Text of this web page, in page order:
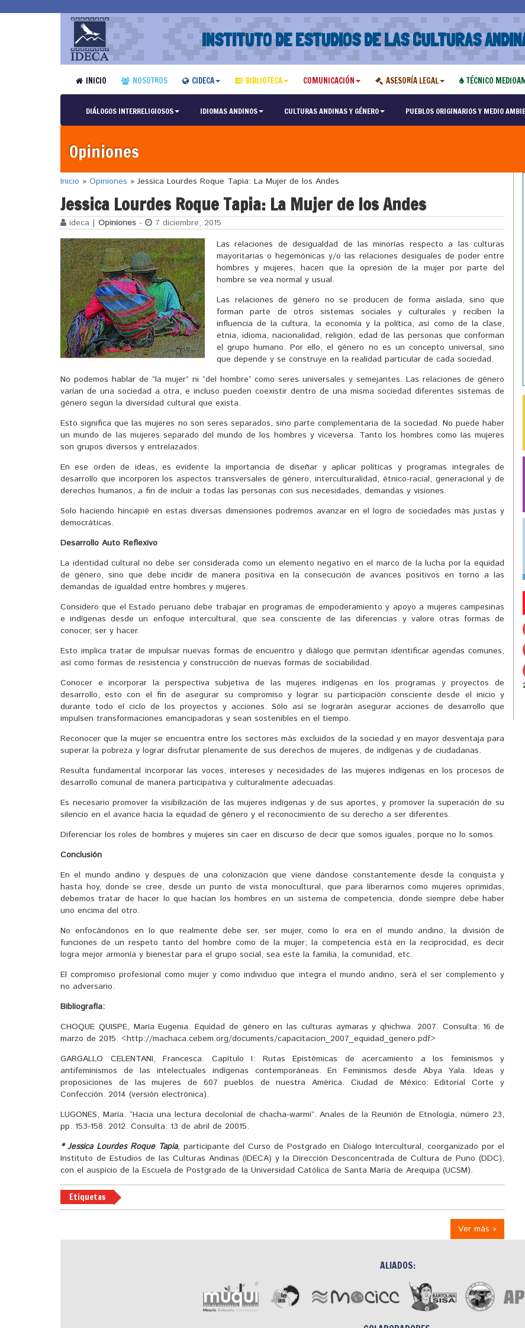
INSTITUTO DE ESTUDIOS DE LAS CULTURAS
INICIO NOSOTROS CIDECA BIBLIOTECA COMUNICACIÓN ASESORÍA LEGAL TÉCNICO
DIÁLOGOS INTERRELIGIOSOS IDIOMAS ANDINOS CULTURAS ANDINAS Y GÉNERO PUEBLOS ORIGINARIOS Y MEDIO
Opiniones
Inicio » Opiniones » Jessica Lourdes Roque Tapia: La Mujer de los Andes
Jessica Lourdes Roque Tapia: La Mujer de los Andes
ideca | Opiniones -
7 diciembre, 2015
Las relaciones de desigualdad de las minorías respecto a las culturas
mayoritarias o hegemónicas y/o las relaciones desiguales de poder entre
hombres y mujeres, hacen que la opresión de la mujer por parte del
hombre se vea normal y usual.
Las relaciones de género no se producen de forma aislada, sino que
forman parte de otros sistemas sociales y culturales y reciben la
influencia de la cultura, la economía y la política, así como de la clase,
etnia, idioma, nacionalidad, religión, edad de las personas que conforman
el grupo humano. Por ello, el género no es un concepto universal, sino
que depende y se construye en la realidad particular de cada sociedad.
No podemos hablar de “la mujer” ni “del hombre” como seres universales y semejantes. Las relaciones de género
varían de una sociedad a otra, e incluso pueden coexistir dentro de una misma sociedad diferentes sistemas de
género según la diversidad cultural que exista.
Esto significa que las mujeres no son seres separados, sino parte complementaria de la sociedad. No puede haber
un mundo de las mujeres separado del mundo de los hombres y viceversa. Tanto los hombres como las mujeres
son grupos diversos y entrelazados.
En ese orden de ideas, es evidente la importancia de diseñar y aplicar políticas y programas integrales de
desarrollo que incorporen los aspectos transversales de género, interculturalidad, étnico-racial, generacional y de
derechos humanos, a fin de incluir a todas las personas con sus necesidades, demandas y visiones.
Solo haciendo hincapié en estas diversas dimensiones podremos avanzar en el logro de sociedades más justas y
democráticas.
Desarrollo Auto Reflexivo
La identidad cultural no debe ser considerada como un elemento negativo en el marco de la lucha por la equidad
de género, sino que debe incidir de manera positiva en la consecución de avances positivos en torno a las
demandas de igualdad entre hombres y mujeres.
Considero que el Estado peruano debe trabajar en programas de empoderamiento y apoyo a mujeres campesinas
e indígenas desde un enfoque intercultural, que sea consciente de las diferencias y valore otras formas de
conocer, ser y hacer.
Esto implica tratar de impulsar nuevas formas de encuentro y diálogo que permitan identificar agendas comunes,
así como formas de resistencia y construcción de nuevas formas de sociabilidad.
Conocer e incorporar la perspectiva subjetiva de las mujeres indígenas en los programas y proyectos de
desarrollo, esto con el fin de asegurar su compromiso y lograr su participación consciente desde el inicio y
durante todo el ciclo de los proyectos y acciones. Sólo así se lograrán asegurar acciones de desarrollo que
impulsen transformaciones emancipadoras y sean sostenibles en el tiempo.
Reconocer que la mujer se encuentra entre los sectores más excluidos de la sociedad y en mayor desventaja para
superar la pobreza y lograr disfrutar plenamente de sus derechos de mujeres, de indígenas y de ciudadanas.
Resulta fundamental incorporar las voces, intereses y necesidades de las mujeres indígenas en los procesos de
desarrollo comunal de manera participativa y culturalmente adecuadas.
Es necesario promover la visibilización de las mujeres indígenas y de sus aportes, y promover la superación de su
silencio en el avance hacia la equidad de género y el reconocimiento de su derecho a ser diferentes.
Diferenciar los roles de hombres y mujeres sin caer en discurso de decir que somos iguales, porque no lo somos.
Conclusión
En el mundo andino y después de una colonización que viene dándose constantemente desde la conquista y
hasta hoy, donde se cree, desde un punto de vista monocultural, que para liberarnos como mujeres oprimidas,
debemos tratar de hacer lo que hacían los hombres en un sistema de competencia, donde siempre debe haber
uno encima del otro.
No enfocándonos en lo que realmente debe ser, ser mujer, como lo era en el mundo andino, la división de
funciones de un respeto tanto del hombre como de la mujer; la competencia está en la reciprocidad, es decir
logra mejor armonía y bienestar para el grupo social, sea este la familia, la comunidad, etc.
El compromiso profesional como mujer y como individuo que integra el mundo andino, será el ser complemento y
no adversario.
Bibliografía:
CHOQUE QUISPE, María Eugenia. Equidad de género en las culturas aymaras y qhichwa. 2007. Consulta: 16 de
marzo de 2015. <http://machaca.cebem.org/documents/capacitacion_2007_equidad_genero.pdf>
GARGALLO CELENTANI, Francesca. Capítulo I: Rutas Epistémicas de acercamiento a los feminismos y
antifeminismos de las intelectuales indígenas contemporáneas. En Feminismos desde Abya Yala. Ideas y
proposiciones de las mujeres de 607 pueblos de nuestra América. Ciudad de México: Editorial Corte y
Confección. 2014 (versión electrónica).
LUGONES, María. “Hacia una lectura decolonial de chacha-warmi”. Anales de la Reunión de Etnología, número 23,
pp. 153-158. 2012. Consulta: 13 de abril de 20015.
* Jessica Lourdes Roque Tapia, participante del Curso de Postgrado en Diálogo Intercultural, coorganizado por el
Instituto de Estudios de las Culturas Andinas (IDECA) y la Dirección Desconcentrada de Cultura de Puno (DDC),
con el auspicio de la Escuela de Postgrado de la Universidad Católica de Santa María de Arequipa (UCSM).
Etiquetas
Ver más »
ALIADOS: